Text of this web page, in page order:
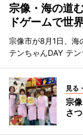
宗像・海の道
ドゲームで世
宗像市が8月1日、
テンちゃんDAY テ
見る
宗
さ